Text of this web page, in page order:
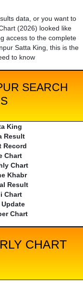
data, or you want to
(2026) looked like
access to the complete
Satta King, this is the
to know
SEARCH
King
Result
Record
Chart
Chart
Khabr
Result
Chart
Chart
CHART